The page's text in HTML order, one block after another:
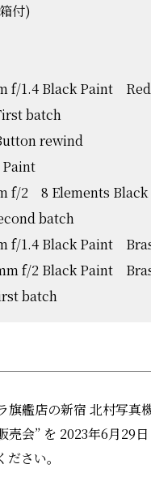
付)
f/1.4 Black Paint Red
batch
rewind
f/2 8 Elements
batch
f/1.4 Black Paint
f/2 Black Paint
batch
旗艦店の新宿 北村写真
売会” を 2023年6月29
さい。